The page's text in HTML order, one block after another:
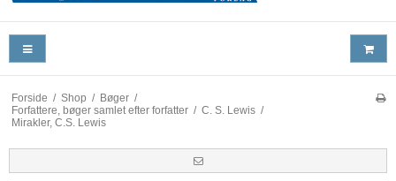
Forside / Shop / Bøger /
Forfattere, bøger samlet efter forfatter / C. S. Lewis /
Mirakler, C.S. Lewis